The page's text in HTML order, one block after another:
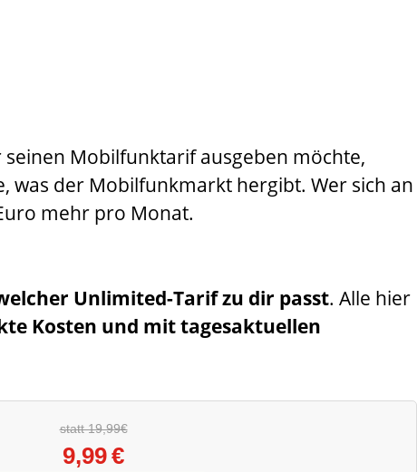
Mobilfunktarif ausgeben möchte,
was der Mobilfunkmarkt hergibt. Wer sich an
mehr pro Monat.
Unlimited-Tarif zu dir passt. Alle hier
Kosten und mit tagesaktuellen
statt 19,99€
9,99 €